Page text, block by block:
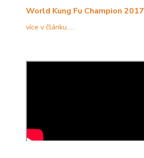
World Kung Fu Champion 2017
více v článku......